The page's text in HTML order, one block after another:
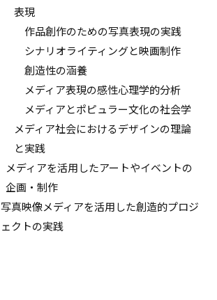
表現
作品創作のための写真表現の実践
シナリオライティングと映画制作
創造性の涵養
メディア表現の感性心理学的分析
メディアとポピュラー文化の社会学
メディア社会におけるデザインの理論
と実践
メディアを活用したアートやイベントの
企画・制作
写真映像メディアを活用した創造的プロジ
ェクトの実践